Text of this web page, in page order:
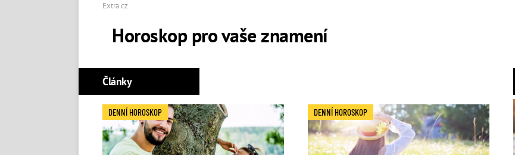
Extra.cz
Horoskop pro vaše znamení
Články
DENNÍ HOROSKOP DENNÍ HOROSKOP